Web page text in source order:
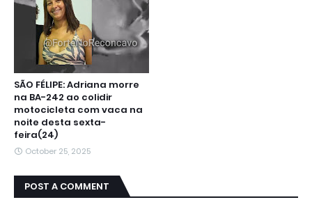
SÃO FÉLIPE: Adriana morre
na BA-242 ao colidir
motocicleta com vaca na
noite desta sexta-
feira(24)
October 25, 2025
POST A COMMENT